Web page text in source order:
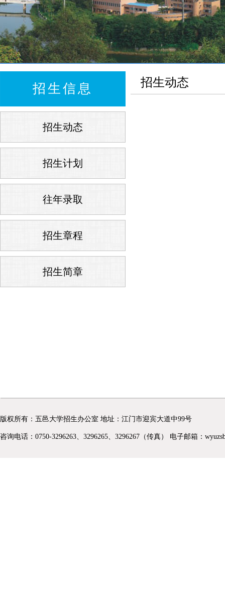
招生信息
招生动态
招生计划
往年录取
招生章程
招生简章
招生动态
版权所有：五邑大学招生办公室 地址：江门市迎宾大道中99号
咨询电话：0750-3296263、3296265、3296267（传真） 电子邮箱：